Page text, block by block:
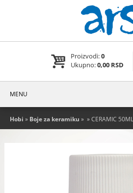
Proizvodi:0
Ukupno:0,00 RSD
MENU
Hobi » Boje za keramiku » » CERAMIC